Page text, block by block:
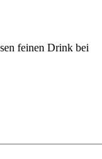
feinen Drink bei